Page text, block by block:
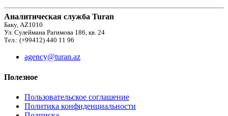
Аналитическая служба Turan
Баку, AZ1010
Ул. Сулеймана Рагимова 186, кв. 24
Тел.: (+99412) 440 11 96
agency@turan.az
Полезное
Пользовательское соглашение
Политика конфиденциальности